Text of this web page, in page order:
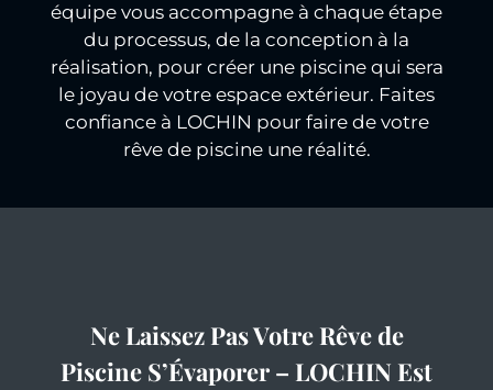
équipe vous accompagne à chaque étape
du processus, de la conception à la
réalisation, pour créer une piscine qui sera
le joyau de votre espace extérieur. Faites
confiance à LOCHIN pour faire de votre
rêve de piscine une réalité.
Ne Laissez Pas Votre Rêve de
Piscine S’Évaporer – LOCHIN Est